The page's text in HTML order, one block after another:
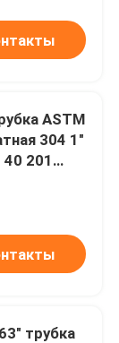
ASTM
304 1"
40 201
трубка